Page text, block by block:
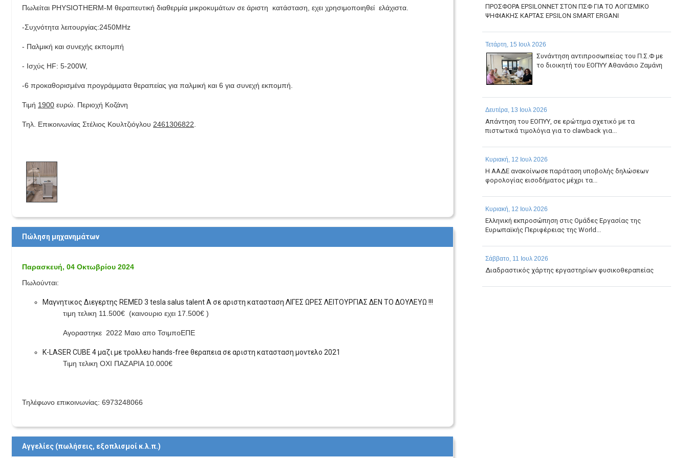
Πωλείται PHYSIOTHERM-M θεραπευτική διαθερμία μικροκυμάτων σε άριστη κατάσταση, εχει χρησιμοποιηθεί ελάχιστα.
-Συχνότητα λειτουργίας:2450MHz
- Παλμική και συνεχής εκπομπή
- Ισχύς HF: 5-200W,
-6 προκαθορισμένα προγράμματα θεραπείας για παλμική και 6 για συνεχή εκπομπή.
Τιμή 1900 ευρώ. Περιοχή Κοζάνη
Τηλ. Επικοινωνίας Στέλιος Κουλτζιόγλου 2461306822
Πώληση μηχανημάτων
Παρασκευή, 04 Οκτωβρίου 2024
Πωλούνται:
Μαγνητικος Διεγερτης REMED 3 tesla salus talent A σε αριστη κατασταση ΛΙΓΕΣ ΩΡΕΣ ΛΕΙΤΟΥΡΓΙΑΣ ΔΕΝ ΤΟ ΔΟΥΛΕΥΩ !!!
τιμη τελικη 11.500€ (καινουριο εχει 17.500€ )
Αγοραστηκε 2022 Μαιο απο ΤσιμποΕΠΕ
Κ-LASER CUBE 4 μαζι με τρολλευ hands-free θεραπεια σε αριστη κατασταση μοντελο 2021
Τιμη τελικη ΟΧΙ ΠΑΖΑΡΙΑ 10.000€
Τηλέφωνο επικοινωνίας: 6973248066
Αγγελίες (πωλήσεις, εξοπλισμοί κ.λ.π.)
ΠΡΟΣΦΟΡΑ EPSILONNET ΣΤΟΝ ΠΣΦ ΓΙΑ ΤΟ ΛΟΓΙΣΜΙΚΟ
ΨΗΦΙΑΚΗΣ ΚΑΡΤΑΣ EPSILON SMART ERGANI
Τετάρτη, 15 Ιουλ 2026
Συνάντηση αντιπροσωπείας του Π.Σ.Φ με
το διοικητή του ΕΟΠΥΥ Αθανάσιο Ζαμάνη
Δευτέρα, 13 Ιουλ 2026
Απάντηση του ΕΟΠΥΥ, σε ερώτημα σχετικό με τα
πιστωτικά τιμολόγια για το clawback για...
Κυριακή, 12 Ιουλ 2026
Η ΑΑΔΕ ανακοίνωσε παράταση υποβολής δηλώσεων
φορολογίας εισοδήματος μέχρι τα...
Κυριακή, 12 Ιουλ 2026
Ελληνική εκπροσώπηση στις Ομάδες Εργασίας της
Ευρωπαϊκής Περιφέρειας της World...
Σάββατο, 11 Ιουλ 2026
Διαδραστικός χάρτης εργαστηρίων φυσικοθεραπείας